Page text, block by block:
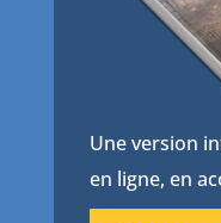
Une version
en ligne, en